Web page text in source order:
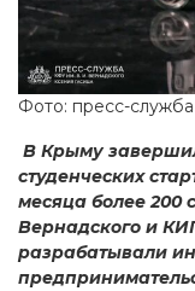
Фото: пресс-
В Крыму
студенческих
месяца более 200
Вернадского и
разрабатывали